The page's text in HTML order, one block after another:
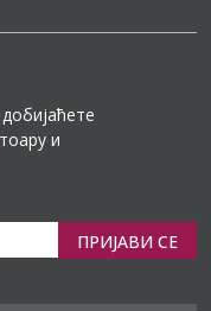
и
ПРИЈАВИ СЕ